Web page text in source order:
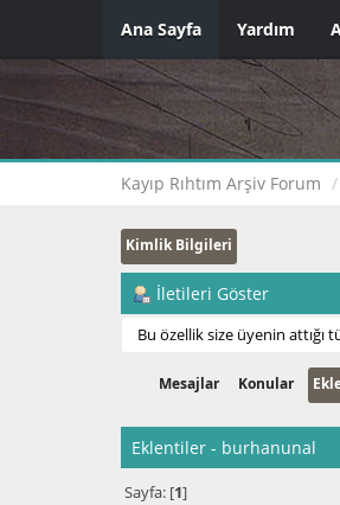
Ana Sayfa Yardım
Kayıp Rıhtım Arşiv Forum
Kimlik Bilgileri
İletileri Göster
Bu özellik size üyenin
Mesajlar Konular
Eklentiler - burhanunal
Sayfa: [1]